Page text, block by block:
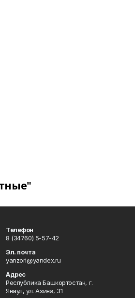
Телефон
8 (34760) 5-57-42
Эл. почта
yanzori@yandex.ru
Адрес
Республика Башкортостан, г.
Янаул, ул. Азина, 31